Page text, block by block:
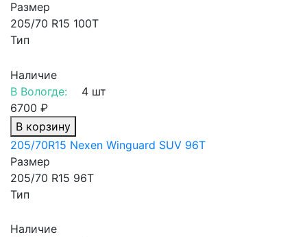
Размер
205/70 R15 100T
Тип
Наличие
В Вологде:
4 шт
6700 ₽
В корзину
205/70R15 Nexen Winguard SUV 96T
Размер
205/70 R15 96T
Тип
Наличие